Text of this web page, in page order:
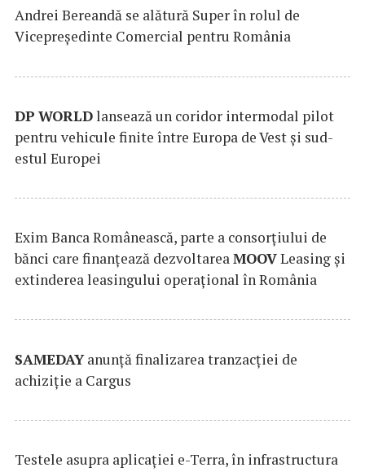
Andrei Bereandă se alătură Super în rolul de
Vicepreședinte Comercial pentru România
DP WORLDlansează un coridor intermodal pilot
pentru vehicule finite între Europa de Vest și sud-
estul Europei
Exim Banca Românească, parte a consorțiului de
bănci care finanțează dezvoltareaMOOVLeasing și
extinderea leasingului operațional în România
SAMEDAYanunță finalizarea tranzacției de
achiziție a Cargus
Testele asupra aplicaţiei e-Terra, în infrastructura